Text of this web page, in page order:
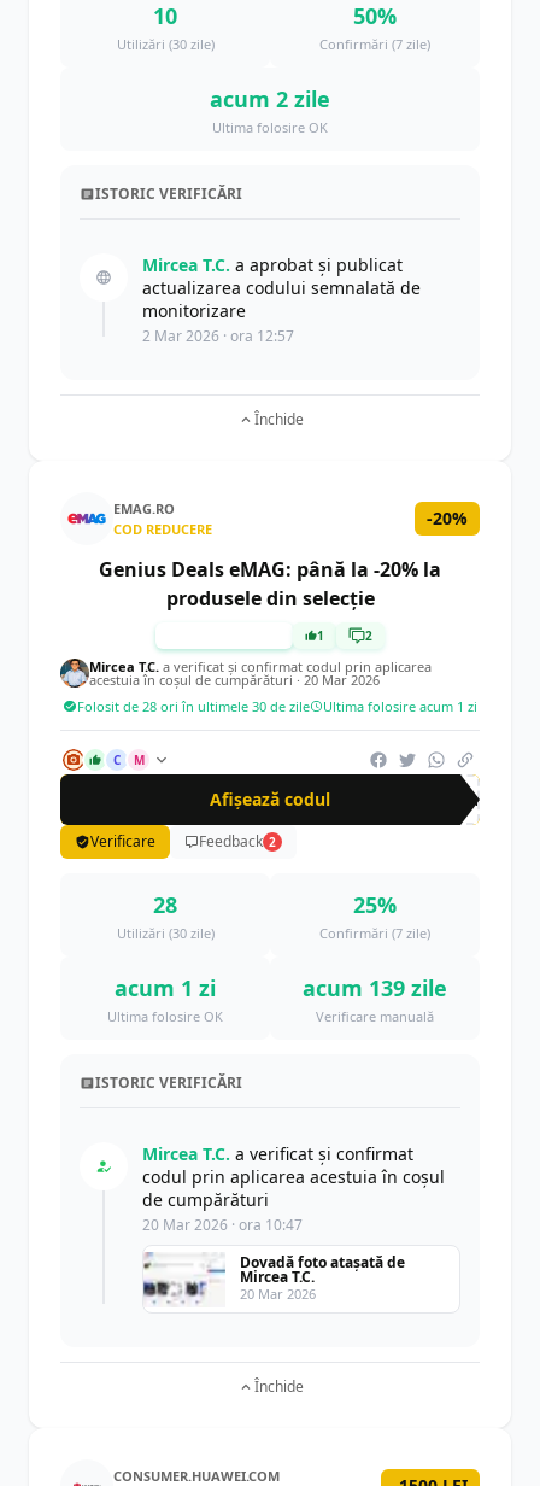
10
Utilizări (30 zile)
50%
Confirmări (7 zile)
acum 2 zile
Ultima folosire OK
ISTORIC VERIFICĂRI
Mircea T.C. a aprobat și publicat
actualizarea codului semnalată de
monitorizare
2 Mar 2026 · ora 12:57
Închide
EMAG.RO
COD REDUCERE
-20%
Genius Deals eMAG: până la -20% la
produsele din selecție
1 2
Mircea T.C. a verificat și confirmat codul prin aplicarea
acestuia în coșul de cumpărături · 20 Mar 2026
Folosit de 28 ori în ultimele 30 de zile
Ultima folosire acum 1 zi
C M
Afișează codul gen
Verificare Feedback 2
28
Utilizări (30 zile)
25%
Confirmări (7 zile)
acum 1 zi
Ultima folosire OK
acum 139 zile
Verificare manuală
ISTORIC VERIFICĂRI
Mircea T.C. a verificat și confirmat
codul prin aplicarea acestuia în coșul
de cumpărături
20 Mar 2026 · ora 10:47
Dovadă foto atașată de
Mircea T.C.
20 Mar 2026
Închide
CONSUMER.HUAWEI.COM